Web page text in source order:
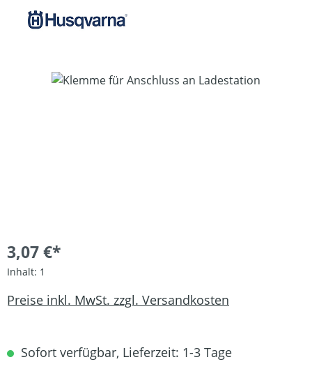
Bildergalerie überspringen
3,07 €*
Inhalt: 1
Preise inkl. MwSt. zzgl. Versandkosten
Sofort verfügbar, Lieferzeit: 1-3 Tage